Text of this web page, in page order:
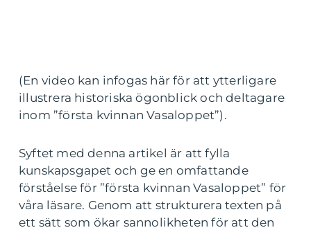
(En video kan infogas här för att ytterligare
illustrera historiska ögonblick och deltagare
inom ”första kvinnan Vasaloppet”).
Syftet med denna artikel är att fylla
kunskapsgapet och ge en omfattande
förståelse för ”första kvinnan Vasaloppet” för
våra läsare. Genom att strukturera texten på
ett sätt som ökar sannolikheten för att den